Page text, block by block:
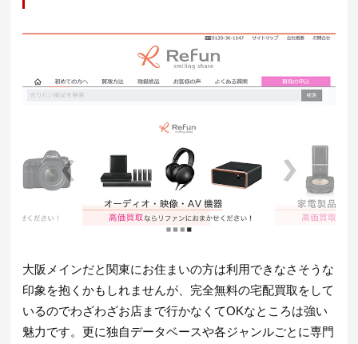
大阪メインだと関東にお住まいの方は利用できなさそうな
印象を抱くかもしれませんが、完全無料の宅配買取をして
いるのでわざわざお店まで行かなくてOKなところは強い
魅力です。更に独自データベースや各ジャンルごとに専門